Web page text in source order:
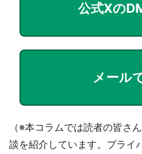
公式Xの
メール
（※本コラムでは読者の皆さ
談を紹介しています。プライ